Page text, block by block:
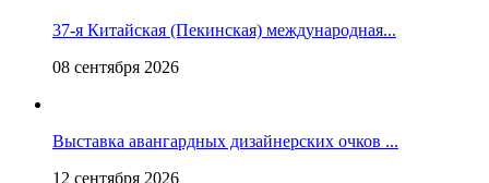
37-я Китайская (Пекинская) международная...
08 сентября 2026
Выставка авангардных дизайнерских очков ...
12 сентября 2026